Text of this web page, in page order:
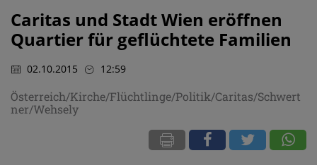
Caritas und Stadt Wien eröffnen
Quartier für geflüchtete Familien
02.10.2015 12:59
Österreich/Kirche/Flüchtlinge/Politik/Caritas/Schwert
ner/Wehsely